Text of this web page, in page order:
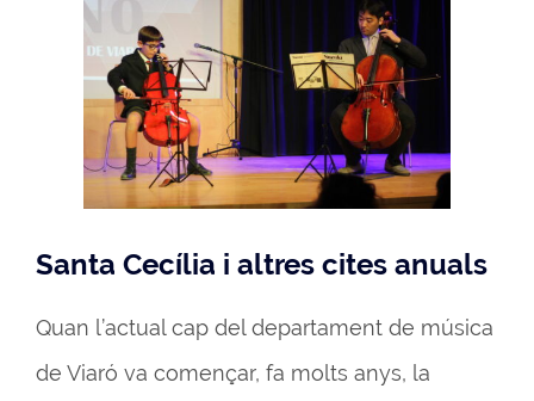
Santa Cecília i altres cites anuals
Quan l’actual cap del departament de música
de Viaró va començar, fa molts anys, la